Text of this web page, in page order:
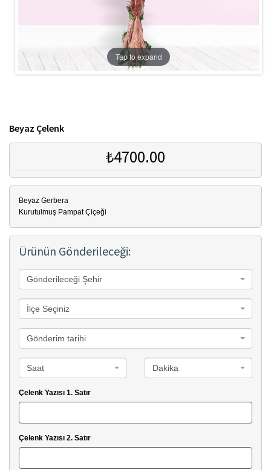
Tap to expand
Beyaz Çelenk
₺4700.00
Beyaz Gerbera
Kurutulmuş Pampat Çiçeği
Ürünün Gönderileceği:
Gönderileceği Şehir
İlçe Seçiniz
Gönderim tarihi
Saat Dakika
Çelenk Yazısı 1. Satır
Çelenk Yazısı 2. Satır